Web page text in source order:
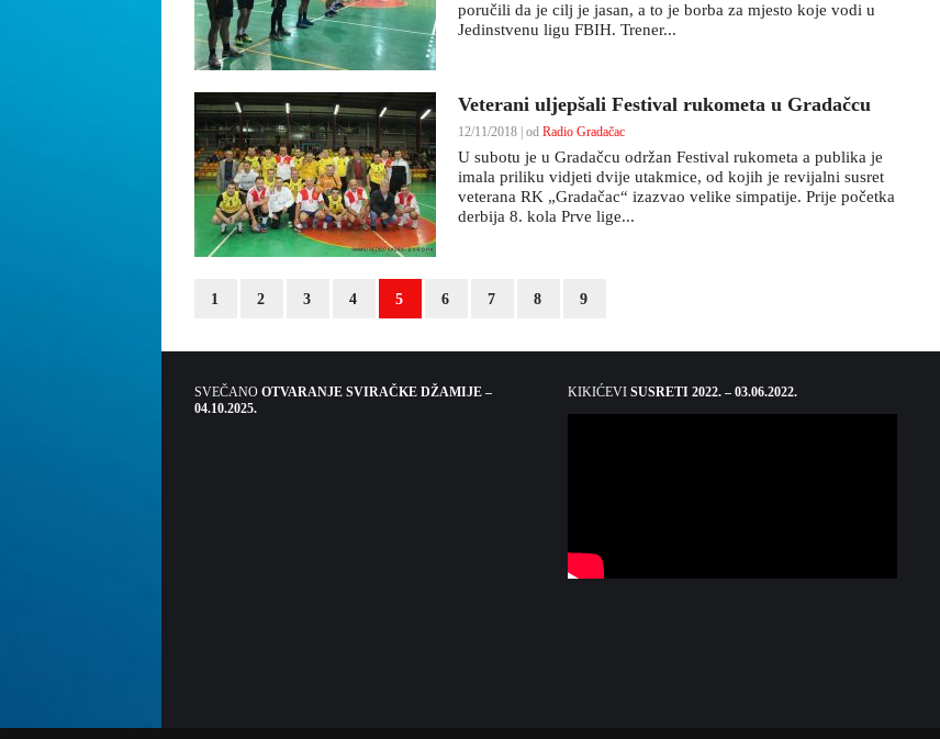
poručili da je cilj je jasan, a to je borba za mjesto koje vodi u
Jedinstvenu ligu FBIH. Trener...
Veterani uljepšali Festival rukometa u Gradačcu
12/11/2018 | od Radio Gradačac
U subotu je u Gradačcu održan Festival rukometa a publika je
imala priliku vidjeti dvije utakmice, od kojih je revijalni susret
veterana RK „Gradačac“ izazvao velike simpatije. Prije početka
derbija 8. kola Prve lige...
1 2 3 4 5 6 7 8 9
SVEČANO OTVARANJE SVIRAČKE DŽAMIJE –
04.10.2025.
KIKIĆEVI SUSRETI 2022. – 03.06.2022.